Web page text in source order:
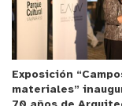
San Juan de
asistencia de
dos escuadras
Elsorteo del
Exposición
materiales”